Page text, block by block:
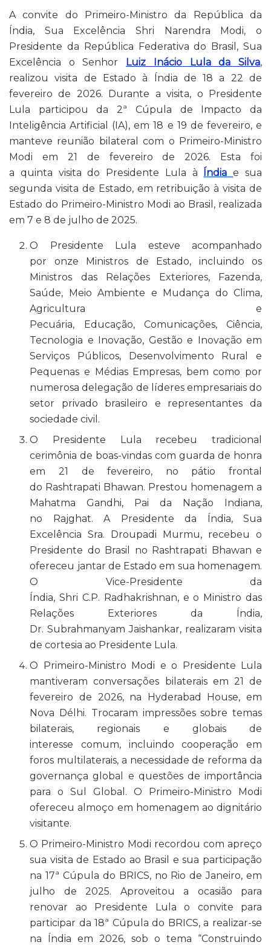
A convite do Primeiro-Ministro da República da
Índia, Sua Excelência Shri Narendra Modi, o
Presidente da República Federativa do Brasil, Sua
Excelência o Senhor Luiz Inácio Lula da Silva,
realizou visita de Estado à Índia de 18 a 22 de
fevereiro de 2026. Durante a visita, o Presidente
Lula participou da 2ª Cúpula de Impacto da
Inteligência Artificial (IA), em 18 e 19 de fevereiro, e
manteve reunião bilateral com o Primeiro-Ministro
Modi em 21 de fevereiro de 2026. Esta foi
a quinta visita do Presidente Lula à Índia e sua
segunda visita de Estado, em retribuição à visita de
Estado do Primeiro-Ministro Modi ao Brasil, realizada
em 7 e 8 de julho de 2025.
O Presidente Lula esteve acompanhado
por onze Ministros de Estado, incluindo os
Ministros das Relações Exteriores, Fazenda,
Saúde, Meio Ambiente e Mudança do Clima,
Agricultura e
Pecuária, Educação, Comunicações, Ciência,
Tecnologia e Inovação, Gestão e Inovação em
Serviços Públicos, Desenvolvimento Rural e
Pequenas e Médias Empresas, bem como por
numerosa delegação de líderes empresariais do
setor privado brasileiro e representantes da
sociedade civil.
O Presidente Lula recebeu tradicional
cerimônia de boas-vindas com guarda de honra
em 21 de fevereiro, no pátio frontal
do Rashtrapati Bhawan. Prestou homenagem a
Mahatma Gandhi, Pai da Nação Indiana,
no Rajghat. A Presidente da Índia, Sua
Excelência Sra. Droupadi Murmu, recebeu o
Presidente do Brasil no Rashtrapati Bhawan e
ofereceu jantar de Estado em sua homenagem.
O Vice-Presidente da
Índia, Shri C.P. Radhakrishnan, e o Ministro das
Relações Exteriores da Índia,
Dr. Subrahmanyam Jaishankar, realizaram visita
de cortesia ao Presidente Lula.
O Primeiro-Ministro Modi e o Presidente Lula
mantiveram conversações bilaterais em 21 de
fevereiro de 2026, na Hyderabad House, em
Nova Délhi. Trocaram impressões sobre temas
bilaterais, regionais e globais de
interesse comum, incluindo cooperação em
foros multilaterais, a necessidade de reforma da
governança global e questões de importância
para o Sul Global. O Primeiro-Ministro Modi
ofereceu almoço em homenagem ao dignitário
visitante.
O Primeiro-Ministro Modi recordou com apreço
sua visita de Estado ao Brasil e sua participação
na 17ª Cúpula do BRICS, no Rio de Janeiro, em
julho de 2025. Aproveitou a ocasião para
renovar ao Presidente Lula o convite para
participar da 18ª Cúpula do BRICS, a realizar-se
na Índia em 2026, sob o tema “Construindo